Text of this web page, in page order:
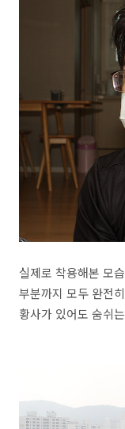
실제로 착용해본 모
부분까지 모두 완전
황사가 있어도 숨쉬